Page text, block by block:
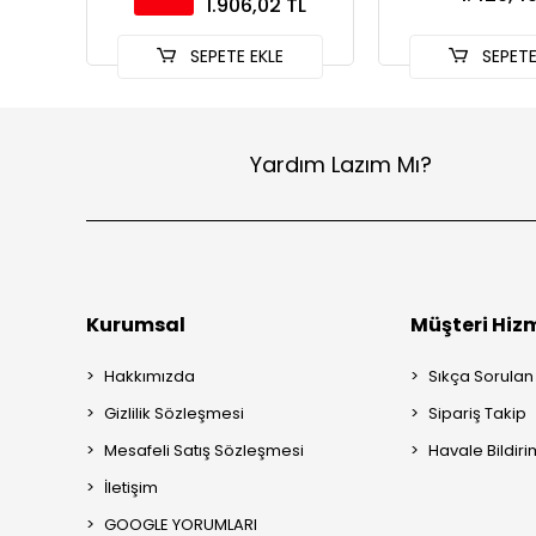
SEPETE EKLE
Yardım Lazım Mı?
Kurumsal
Hakkımızda
Gizlilik Sözleşmesi
Mesafeli Satış Sözleşmesi
İletişim
GOOGLE YORUMLARI
Müşteri
Sıkça
Sipariş Takip
Havale